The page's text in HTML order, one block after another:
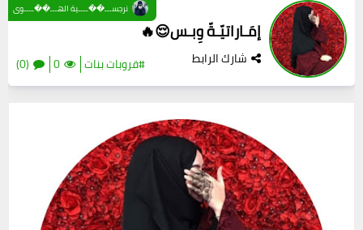
إمَـاراتيّـةّ وِبـس😌🔥
شارك الرابط #قروبات بنات 0
(0)
نرجســـ��ــــية الهـــ��ــــوى